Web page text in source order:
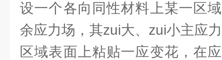
设一个各向同性材料上某一区
余应力场，其zui大、zui小主应
区域表面上粘贴一应变花，在